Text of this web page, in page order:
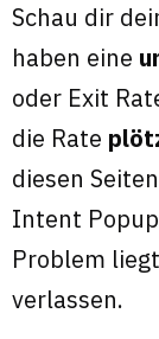
Schau dir
haben eine
oder Exit
die Rate
diesen
Intent
Problem
verlassen.